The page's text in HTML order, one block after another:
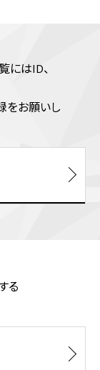
にはID、
をお願いし
る